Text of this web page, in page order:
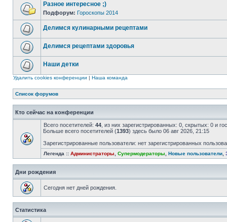
Разное интересное ;)
Подфорум: Гороскопы 2014
Делимся кулинарными рецептами
Делимся рецептами здоровья
Наши детки
Удалить cookies конференции | Наша команда
Список форумов
Кто сейчас на конференции
Всего посетителей: 44 , из них зарегистрированных: 0, скрытых: 0 и
Больше всего посетителей (1393) здесь было 06 авг 2026, 21:15
Зарегистрированные пользователи: нет зарегистрированных
Легенда :: Администраторы Супермодераторы Новые пользователи
Дни рождения
Сегодня нет дней рождения.
Статистика